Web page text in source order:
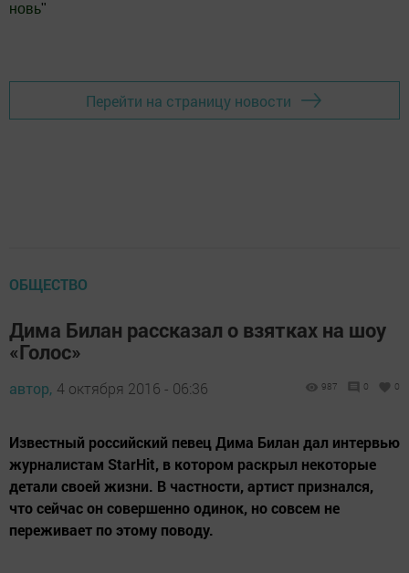
новь"
Перейти на страницу новости
ОБЩЕСТВО
Дима Билан рассказал о взятках на шоу
«Голос»
автор, 4 октября 2016 - 06:36 987 0 0
Известный российский певец Дима Билан дал интервью
журналистам StarHit, в котором раскрыл некоторые
детали своей жизни. В частности, артист признался,
что сейчас он совершенно одинок, но совсем не
переживает по этому поводу.